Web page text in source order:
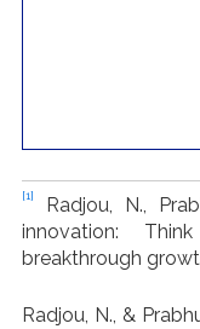
[1]
Radjou, N.,
innovation:
breakthrough
Radjou, N., &